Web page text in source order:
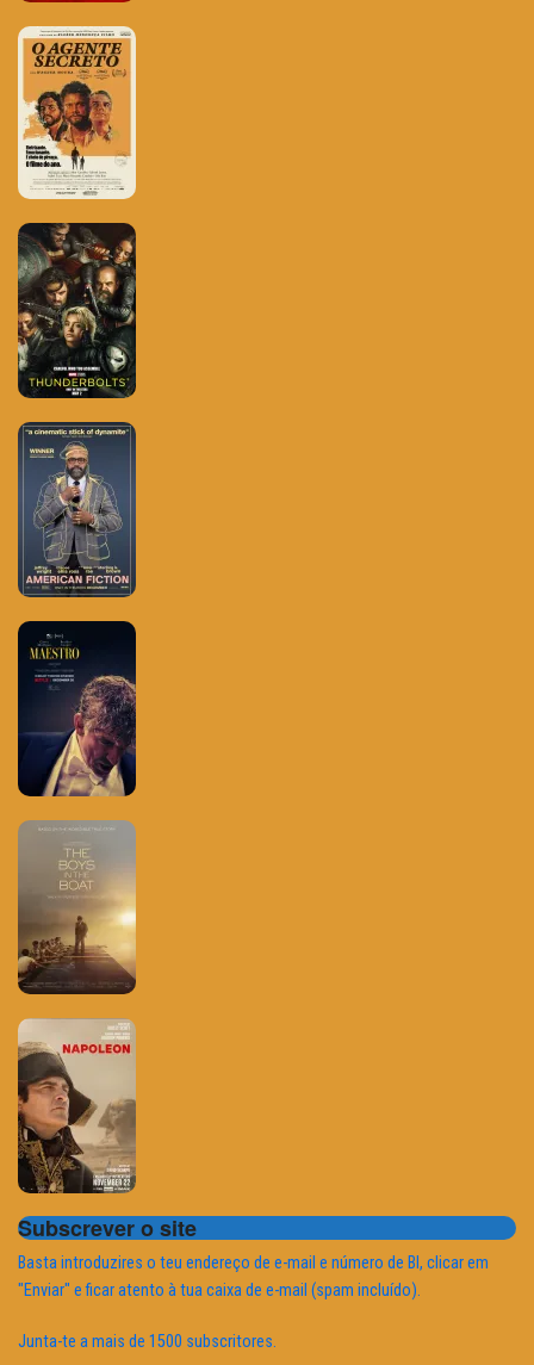
Subscrever o site
Basta introduzires o teu endereço de e-mail e número de BI, clicar em
"Enviar" e ficar atento à tua caixa de e-mail (spam incluído).
Junta-te a mais de 1500 subscritores.